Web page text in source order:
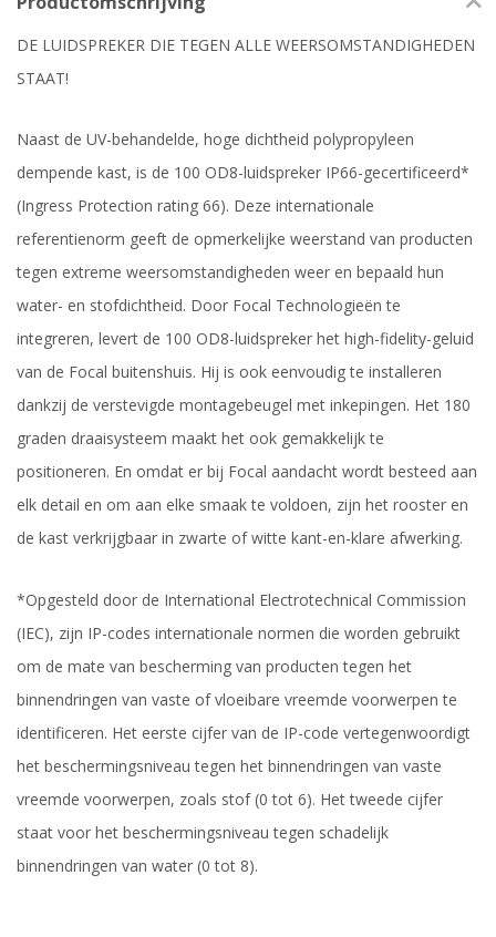
DE LUIDSPREKER DIE TEGEN ALLE WEERSOMSTANDIGHEDEN
STAAT!
Naast de UV-behandelde, hoge dichtheid polypropyleen
dempende kast, is de 100 OD8-luidspreker IP66-gecertificeerd*
(Ingress Protection rating 66). Deze internationale
referentienorm geeft de opmerkelijke weerstand van producten
tegen extreme weersomstandigheden weer en bepaald hun
water- en stofdichtheid. Door Focal Technologieën te
integreren, levert de 100 OD8-luidspreker het high-fidelity-geluid
van de Focal buitenshuis. Hij is ook eenvoudig te installeren
dankzij de verstevigde montagebeugel met inkepingen. Het 180
graden draaisysteem maakt het ook gemakkelijk te
positioneren. En omdat er bij Focal aandacht wordt besteed aan
elk detail en om aan elke smaak te voldoen, zijn het rooster en
de kast verkrijgbaar in zwarte of witte kant-en-klare afwerking.
*Opgesteld door de International Electrotechnical Commission
(IEC), zijn IP-codes internationale normen die worden gebruikt
om de mate van bescherming van producten tegen het
binnendringen van vaste of vloeibare vreemde voorwerpen te
identificeren. Het eerste cijfer van de IP-code vertegenwoordigt
het beschermingsniveau tegen het binnendringen van vaste
vreemde voorwerpen, zoals stof (0 tot 6). Het tweede cijfer
staat voor het beschermingsniveau tegen schadelijk
binnendringen van water (0 tot 8).